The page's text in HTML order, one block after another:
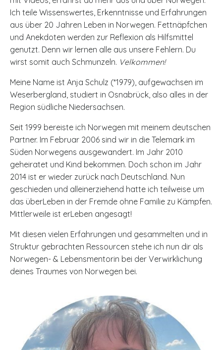
Ich teile Wissenswertes, Erkenntnisse und Erfahrungen
aus über 20 Jahren Leben in Norwegen. Fettnäpfchen
und Anekdoten werden zur Reflexion als Hilfsmittel
genutzt. Denn wir lernen alle aus unsere Fehlern. Du
wirst somit auch Schmunzeln. Velkommen!
Meine Name ist Anja Schulz (*1979), aufgewachsen im
Weserbergland, studiert in Osnabrück, also alles in der
Region südliche Niedersachsen.
Seit 1999 bereiste ich Norwegen mit meinem deutschen
Partner. Im Februar 2006 sind wir in die Telemark im
Süden Norwegens ausgewandert. Im Jahr 2010
geheiratet und Kind bekommen. Doch schon im Jahr
2014 ist er wieder zurück nach Deutschland. Nun
geschieden und alleinerziehend hatte ich teilweise um
das überLeben in der Fremde ohne Familie zu Kämpfen.
Mittlerweile ist erLeben angesagt!
Mit diesen vielen Erfahrungen und gesammelten und in
Struktur gebrachten Ressourcen stehe ich nun dir als
Norwegen- & Lebensmentorin bei der Verwirklichung
deines Traumes von Norwegen bei.